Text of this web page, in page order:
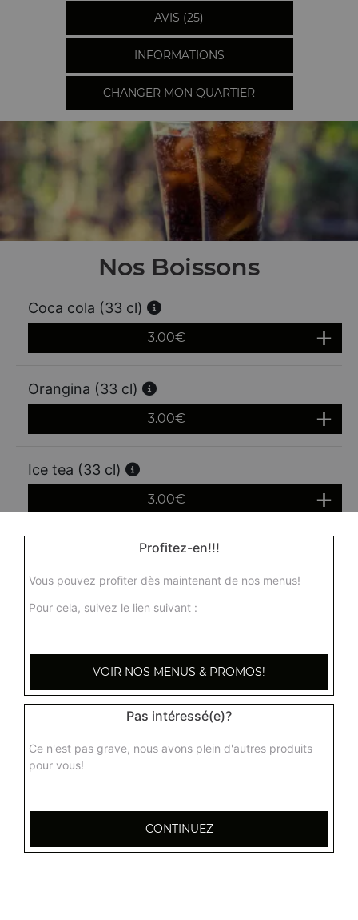
AVIS (25)
INFORMATIONS
CHANGER MON QUARTIER
Nos Boissons
Coca cola (33 cl)
3.00€
Orangina (33 cl)
3.00€
Ice tea (33 cl)
3.00€
Jus de lychee (25 cl)
3.00€
5.00€
Profitez-en!!!
Vous pouvez profiter dès maintenant de nos menus!
Pour cela, suivez le lien suivant :
VOIR NOS MENUS & PROMOS!
Pas intéressé(e)?
Ce n'est pas grave, nous avons plein d'autres produits
pour vous!
CONTINUEZ